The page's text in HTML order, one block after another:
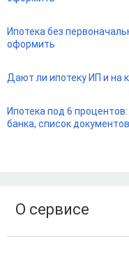
Ипотека без
оформить
Дают ли ипотеку ИП и на
Ипотека под 6
банка, список документов
О сервисе